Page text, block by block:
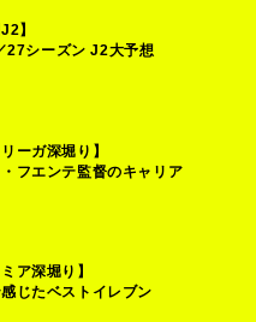
】
27シーズン J2大予想
リーガ深堀り】
フエンテ監督のキャリア
ミア深堀り】
じたベストイレブン